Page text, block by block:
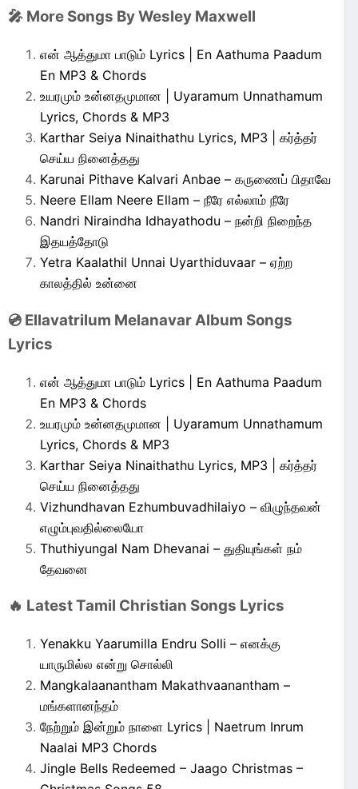
🎤 More Songs By Wesley Maxwell
என் ஆத்துமா பாடும் Lyrics | En Aathuma Paadum
En MP3 & Chords
உயரமும் உன்னதமுமான | Uyaramum Unnathamum
Lyrics, Chords & MP3
Karthar Seiya Ninaithathu Lyrics, MP3 | கர்த்தர்
செய்ய நினைத்தது
Karunai Pithave Kalvari Anbae – கருணைப் பிதாவே
Neere Ellam Neere Ellam – நீரே எல்லாம் நீரே
Nandri Niraindha Idhayathodu – நன்றி நிறைந்த
இதயத்தோடு
Yetra Kaalathil Unnai Uyarthiduvaar – ஏற்ற
காலத்தில் உன்னை
💿 Ellavatrilum Melanavar Album Songs
Lyrics
என் ஆத்துமா பாடும் Lyrics | En Aathuma Paadum
En MP3 & Chords
உயரமும் உன்னதமுமான | Uyaramum Unnathamum
Lyrics, Chords & MP3
Karthar Seiya Ninaithathu Lyrics, MP3 | கர்த்தர்
செய்ய நினைத்தது
Vizhundhavan Ezhumbuvadhilaiyo – விழுந்தவன்
எழும்புவதில்லையோ
Thuthiyungal Nam Dhevanai – துதியுங்கள் நம்
தேவனை
🔥 Latest Tamil Christian Songs Lyrics
Yenakku Yaarumilla Endru Solli – எனக்கு
யாருமில்ல என்று சொல்லி
Mangkalaanantham Makathvaanantham –
மங்களானந்தம்
நேற்றும் இன்றும் நாளை Lyrics | Naetrum Inrum
Naalai MP3 Chords
Jingle Bells Redeemed – Jaago Christmas –